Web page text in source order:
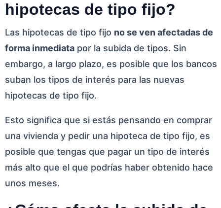
hipotecas de tipo fijo?
Las hipotecas de tipo fijo no se ven afectadas de
forma inmediata por la subida de tipos. Sin
embargo, a largo plazo, es posible que los bancos
suban los tipos de interés para las nuevas
hipotecas de tipo fijo.
Esto significa que si estás pensando en comprar
una vivienda y pedir una hipoteca de tipo fijo, es
posible que tengas que pagar un tipo de interés
más alto que el que podrías haber obtenido hace
unos meses.